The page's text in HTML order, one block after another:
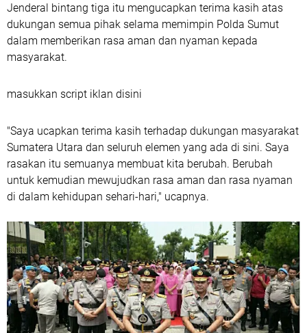
Jenderal bintang tiga itu mengucapkan terima kasih atas
dukungan semua pihak selama memimpin Polda Sumut
dalam memberikan rasa aman dan nyaman kepada
masyarakat.
masukkan script iklan disini
"Saya ucapkan terima kasih terhadap dukungan masyarakat
Sumatera Utara dan seluruh elemen yang ada di sini. Saya
rasakan itu semuanya membuat kita berubah. Berubah
untuk kemudian mewujudkan rasa aman dan rasa nyaman
di dalam kehidupan sehari-hari," ucapnya.